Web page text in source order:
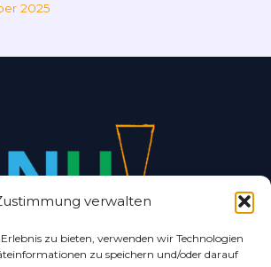
verwalten
zu bieten, verwenden wir Technologien
zu speichern und/oder darauf
2025
Nenndorf und Umgebung.